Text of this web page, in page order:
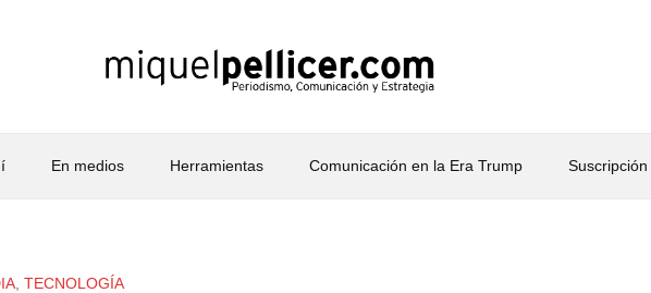
En medios Herramientas Comunicación en la Era Trump Suscripción
TECNOLOGÍA